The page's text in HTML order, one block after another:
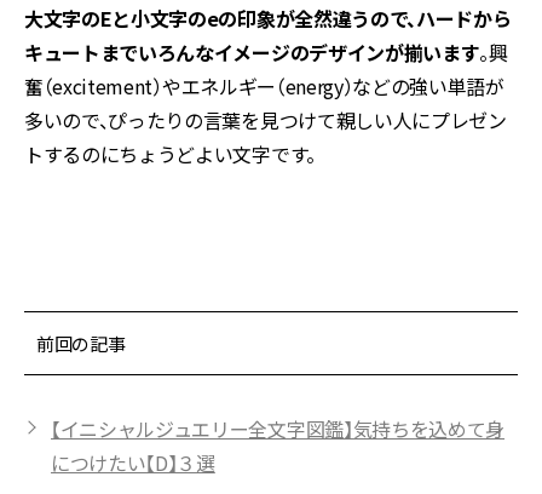
大文字のEと小文字のeの印象が全然違うので、ハードから
キュートまでいろんなイメージのデザインが揃います。興
奮（excitement）やエネルギー（energy）などの強い単語が
多いので、ぴったりの言葉を見つけて親しい人にプレゼン
トするのにちょうどよい文字です。
前回の記事
【イニシャルジュエリー全文字図鑑】気持ちを込めて身
につけたい【D】３選